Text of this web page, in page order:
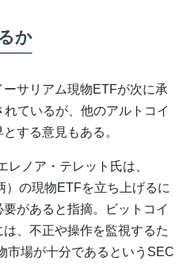
か
サリアム現物ETFが次に承
ているが、他のアルトコイ
する意見もある。
レノア・テレット氏は、
の現物ETFを立ち上げるに
があると指摘。ビットコイ
、不正や操作を監視するた
市場が十分であるというSEC